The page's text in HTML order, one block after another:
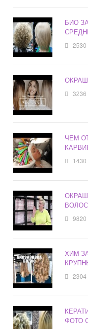
БИО
2530
3236
ЧЕМ
1430
9820
ХИМ
2304
ФОТО